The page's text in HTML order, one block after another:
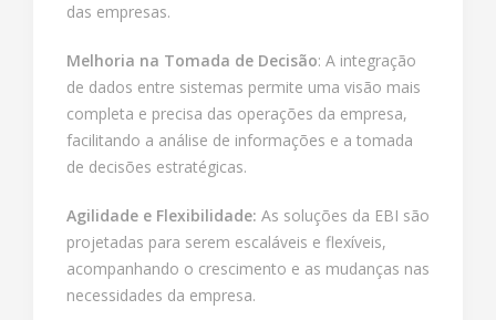
das empresas.
Melhoria na Tomada de Decisão: A integração
de dados entre sistemas permite uma visão mais
completa e precisa das operações da empresa,
facilitando a análise de informações e a tomada
de decisões estratégicas.
Agilidade e Flexibilidade: As soluções da EBI são
projetadas para serem escaláveis e flexíveis,
acompanhando o crescimento e as mudanças nas
necessidades da empresa.